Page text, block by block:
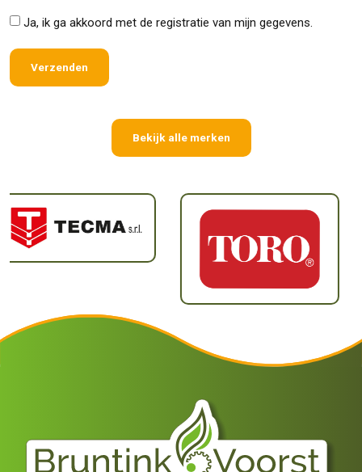
Ja, ik ga akkoord met de registratie van mijn gegevens.
Bekijk alle merken